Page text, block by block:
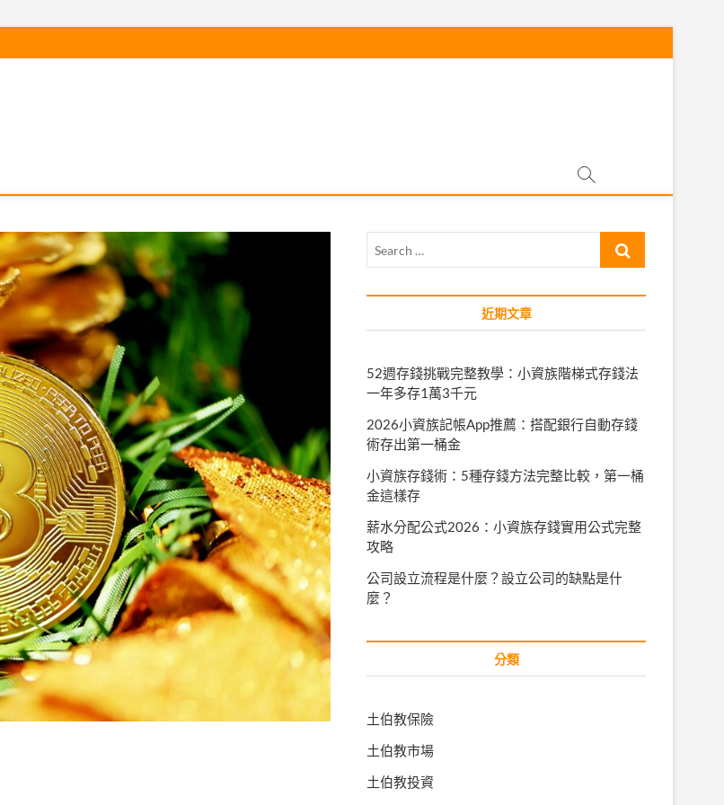
Search
近期文章
52週存錢挑戰完整教學：小資族階梯式存錢法
一年多存1萬3千元
2026小資族記帳App推薦：搭配銀行自動存錢
術存出第一桶金
小資族存錢術：5種存錢方法完整比較，第一桶
金這樣存
薪水分配公式2026：小資族存錢實用公式完整
攻略
公司設立流程是什麼？設立公司的缺點是什
麼？
分類
土伯教保險
土伯教市場
土伯教投資